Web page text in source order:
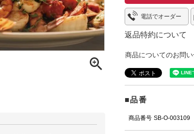
電話でオーダー
返品特約について
商品についてのお問
■品番
商品番号 SB-O-003109